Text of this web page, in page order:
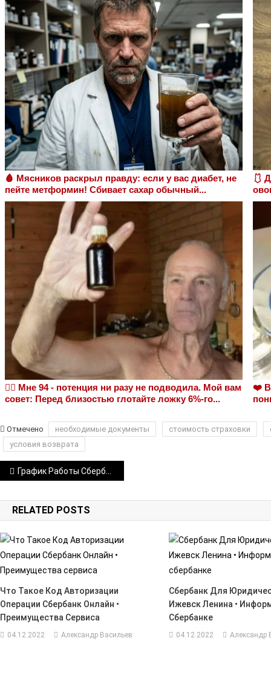
🩸 Мясников раскрыл правду: если у вас диабет, не
пейте метформин! Сбивает сахар обычный...
🩱
❤️‍🔥 Мне 94 - потенция ни разу не подводила. Мой вам
совет: Перед близостью глотайте ложку 6%-го...
❤️
Отмечено необходимые документы стоимость страховки
условия возврата
Навигация
по
записям
График Работы Сбербанка Павловская Краснодарского Края •
RELATED POSTS
Что Такое Код Авторизации
Операции Сбербанк Онлайн •
Преимущества Сервиса
04.12.2022 Александр Васильев
Сбербанк Для
Ижевск Ленина •
Сбербанке
04.12.2022 Александр